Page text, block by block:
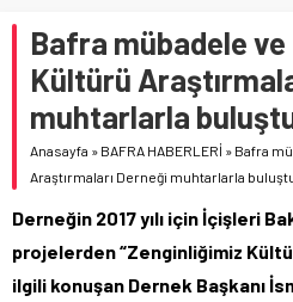
Bafra mübadele
Kültürü
muhtarlarla
Anasayfa » BAFRA HABERLERİ » Bafra
Araştırmaları Derneği muhtarlarla
Derneğin 2017 yılı için İçişleri
projelerden “Zenginliğimiz
ilgili konuşan Dernek Başkanı